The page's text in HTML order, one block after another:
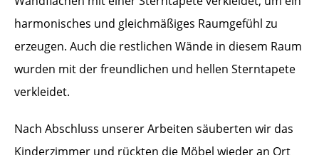
harmonisches und gleichmäßiges Raumgefühl zu
erzeugen. Auch die restlichen Wände in diesem Raum
wurden mit der freundlichen und hellen Sterntapete
verkleidet.
Nach Abschluss unserer Arbeiten säuberten wir das
Kinderzimmer und rückten die Möbel wieder an Ort